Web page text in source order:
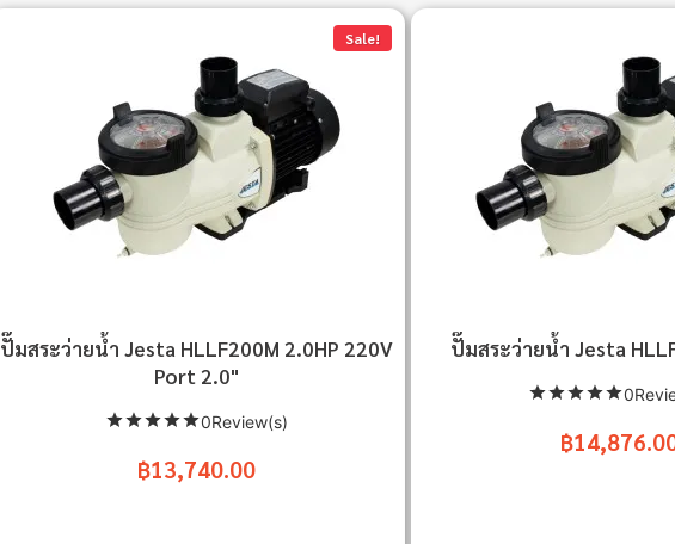
Sale!
ปั๊มสระว่ายน้ำ Jesta HLLF200M 2.0HP 220V
Port 2.0"
0Review(s)
฿13,740.00
ปั๊มสระว่ายน้ำ Jesta
฿